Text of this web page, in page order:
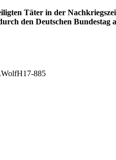
Täter in der
den Deutschen Bundestag
885